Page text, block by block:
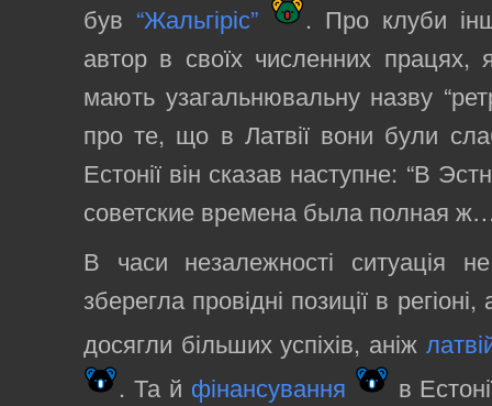
був “Жальгіріс”
. Про клуби
автор в своїх численних працях,
мають узагальнювальну назву
про те, що в Латвії вони були
Естонії він сказав наступне: “В
советские времена была полная
В часи незалежності ситуація
зберегла провідні позиції в
досягли більших успіхів, аніж
. Та й фінансування
в